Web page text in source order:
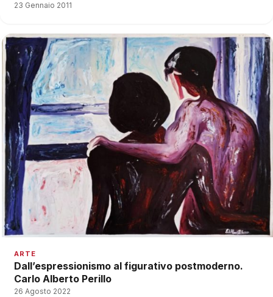
23 Gennaio 2011
ARTE
Dall’espressionismo al figurativo postmoderno.
Carlo Alberto Perillo
26 Agosto 2022